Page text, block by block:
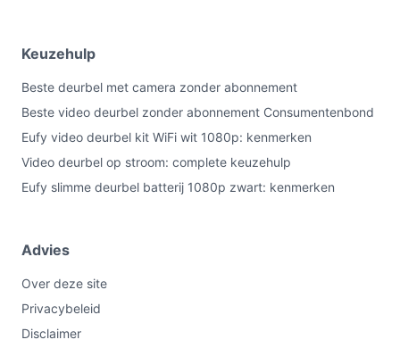
Keuzehulp
Beste deurbel met camera zonder abonnement
Beste video deurbel zonder abonnement Consumentenbond
Eufy video deurbel kit WiFi wit 1080p: kenmerken
Video deurbel op stroom: complete keuzehulp
Eufy slimme deurbel batterij 1080p zwart: kenmerken
Advies
Over deze site
Privacybeleid
Disclaimer